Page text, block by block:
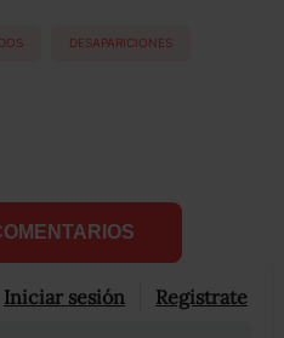
DESAPARICIONES
Iniciar sesión Registrate